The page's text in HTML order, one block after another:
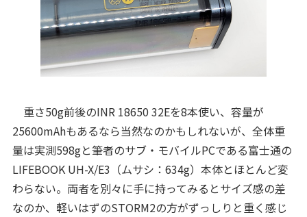
重さ50g前後のINR 18650 32Eを8本使い、容量が
25600mAhもあるなら当然なのかもしれないが、全体重
量は実測598gと筆者のサブ・モバイルPCである富士通の
LIFEBOOK UH-X/E3（ムサシ：634g）本体とほとんど変
わらない。両者を別々に手に持ってみるとサイズ感の差
なのか、軽いはずのSTORM2の方がずっしりと重く感じ